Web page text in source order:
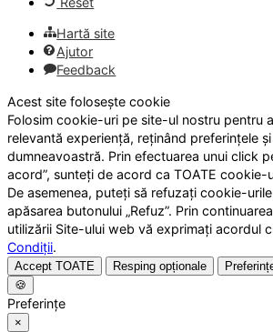
Hartă site
Ajutor
Feedback
Acest site folosește cookie
Folosim cookie-uri pe site-ul nostru pentru
relevantă experiență, reținând preferințele
dumneavoastră. Prin efectuarea unui click
acord”, sunteți de acord ca TOATE cookie-
De asemenea, puteți să refuzați cookie-
apăsarea butonului „Refuz”. Prin
utilizării Site-ului web vă exprimați acordul
Condiții.
Accept TOATE Resping opționale
🍪
Preferințe
×